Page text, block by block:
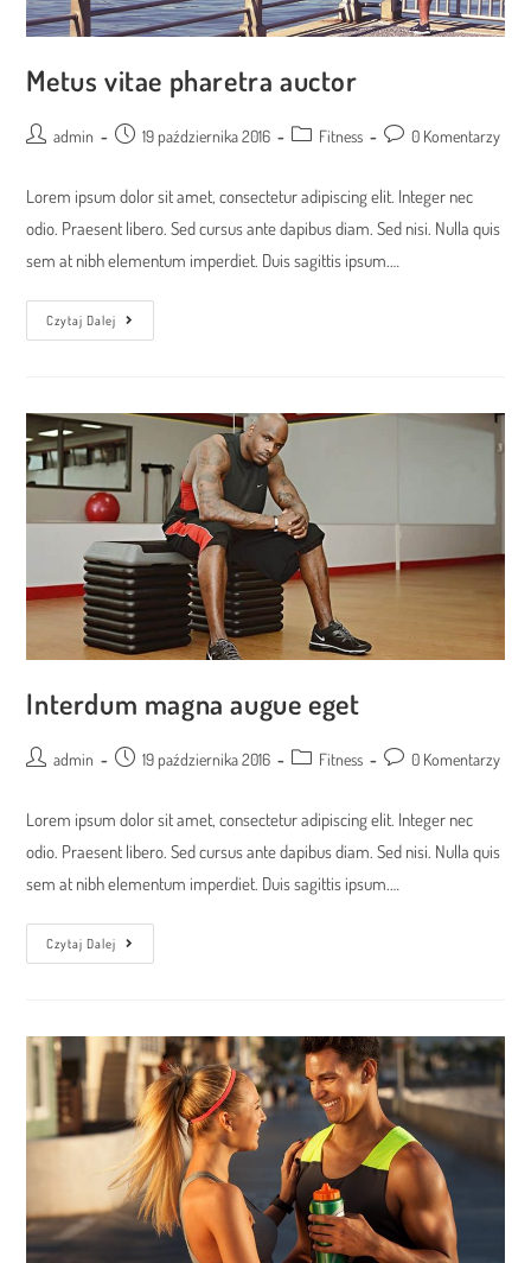
Metus vitae pharetra auctor
Post admin
Post 19 października 2016
Post Fitness
Post 0 Komentarzy
Lorem ipsum dolor sit amet, consectetur adipiscing elit. Integer nec
odio. Praesent libero. Sed cursus ante dapibus diam. Sed nisi. Nulla quis
sem at nibh elementum imperdiet. Duis sagittis ipsum.…
Czytaj Dalej
Metus
Vitae
Interdum magna augue eget
Post admin
Post 19 października 2016
Post Fitness
Post 0 Komentarzy
Lorem ipsum dolor sit amet, consectetur adipiscing elit. Integer nec
odio. Praesent libero. Sed cursus ante dapibus diam. Sed nisi. Nulla quis
sem at nibh elementum imperdiet. Duis sagittis ipsum.…
Czytaj Dalej
Interdum
Magna